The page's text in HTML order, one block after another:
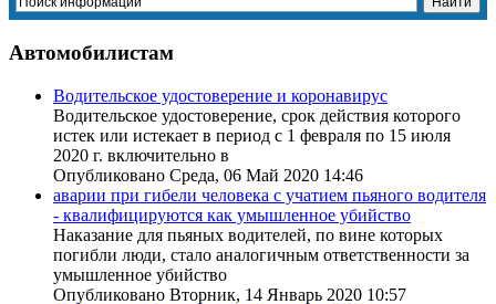
Автомобилистам
Водительское удостоверение и коронавирус
Водительское удостоверение, срок действия которого
истек или истекает в период с 1 февраля по 15 июля
2020 г. включительно в
Опубликовано Среда, 06 Май 2020 14:46
аварии при гибели человека с учатием пьяного водителя
- квалифицируются как умышленное убийство
Наказание для пьяных водителей, по вине которых
погибли люди, стало аналогичным ответственности за
умышленное убийство
Опубликовано Вторник, 14 Январь 2020 10:57